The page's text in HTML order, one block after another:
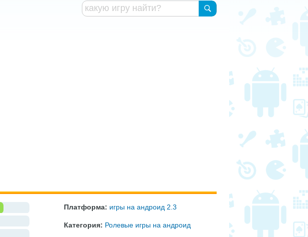
Платформа: игры на андроид 2.3
Категория: Ролевые игры на андроид